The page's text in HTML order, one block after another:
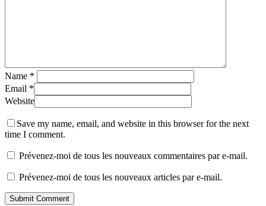
Name *
Email *
Website
Save my name, email, and website in this browser for the next
time I comment.
Prévenez-moi de tous les nouveaux commentaires par e-mail.
Prévenez-moi de tous les nouveaux articles par e-mail.